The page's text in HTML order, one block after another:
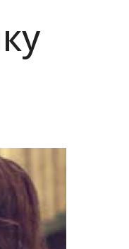
Домашние животные
Семья и дети
Культура и общество
Мода и стиль
Бизнес
Хобби и развлечения